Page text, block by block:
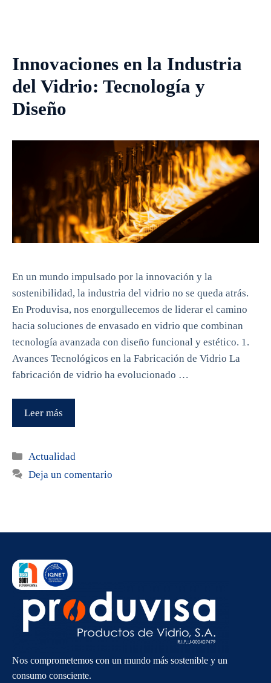
Innovaciones en la Industria
del Vidrio: Tecnología y
Diseño
En un mundo impulsado por la innovación y la
sostenibilidad, la industria del vidrio no se queda atrás.
En Produvisa, nos enorgullecemos de liderar el camino
hacia soluciones de envasado en vidrio que combinan
tecnología avanzada con diseño funcional y estético. 1.
Avances Tecnológicos en la Fabricación de Vidrio La
fabricación de vidrio ha evolucionado …
Leer más
Categorías
Actualidad
Deja un comentario
Nos comprometemos con un mundo más sostenible y un
consumo consciente.